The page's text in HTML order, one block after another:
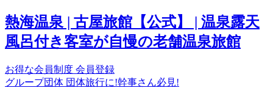
熱海温泉 | 古屋旅館【公式】 | 温泉露天
風呂付き客室が自慢の老舗温泉旅館
お得な会員制度 会員登録
グループ団体 団体旅行に!幹事さん必見!